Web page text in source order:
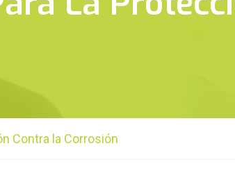
Contra la Corrosión